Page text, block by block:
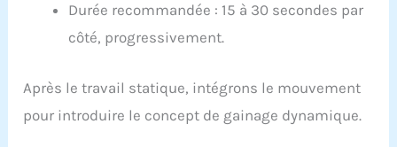
Durée recommandée : 15 à 30 secondes par
côté, progressivement.
Après le travail statique, intégrons le mouvement
pour introduire le concept de gainage dynamique.